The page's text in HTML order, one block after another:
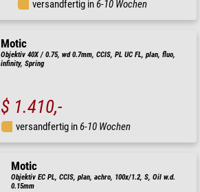
versandfertig in6-10 Wochen
Motic
Objektiv 40X / 0.75, wd 0.7mm, CCIS, PL UC FL, plan, fluo,
infinity, Spring
$ 1.410,-
versandfertig in6-10 Wochen
Motic
Objektiv EC PL, CCIS, plan, achro, 100x/1.2, S, Oil w.d.
0.15mm